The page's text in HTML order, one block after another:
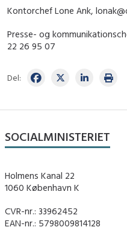
Kontorchef Lone Ank,
Presse- og
22 26 95 07
Del:
SOCIALMINISTERIET
Holmens Kanal 22
1060 København K
CVR-nr.: 33962452
EAN-nr.: 5798009814128